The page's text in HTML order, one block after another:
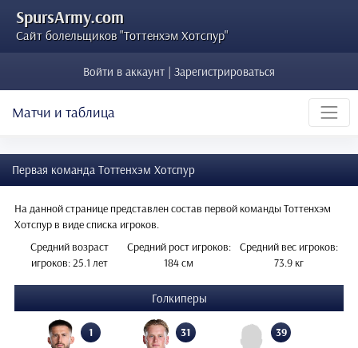
SpursArmy.com
Сайт болельщиков "Тоттенхэм Хотспур"
Войти в аккаунт | Зарегистрироваться
Матчи и таблица
Первая команда Тоттенхэм Хотспур
На данной странице представлен состав первой команды Тоттенхэм
Хотспур в виде списка игроков.
Средний возраст
игроков: 25.1 лет
Средний рост игроков:
184 см
Средний вес игроков:
73.9 кг
Голкиперы
1 31 39